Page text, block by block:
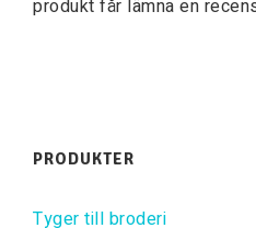
produkt får lämna en
PRODUKTER
Tyger till broderi